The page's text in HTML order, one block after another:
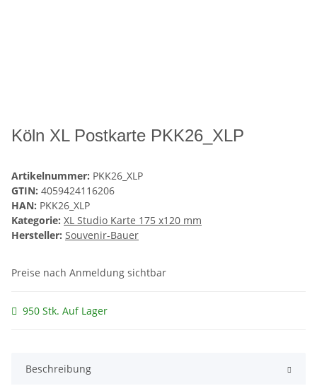
Köln XL Postkarte PKK26_XLP
Artikelnummer: PKK26_XLP
GTIN: 4059424116206
HAN: PKK26_XLP
Kategorie: XL Studio Karte 175 x120 mm
Hersteller: Souvenir-Bauer
Preise nach Anmeldung sichtbar
950 Stk. Auf Lager
Beschreibung